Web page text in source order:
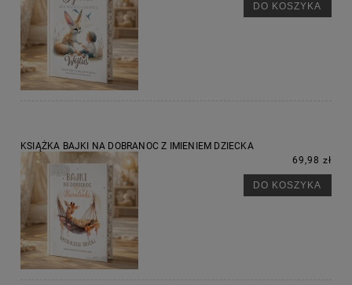
DO KOSZYKA
KSIĄŻKA BAJKI NA DOBRANOC Z IMIENIEM DZIECKA
69,98 zł
DO KOSZYKA